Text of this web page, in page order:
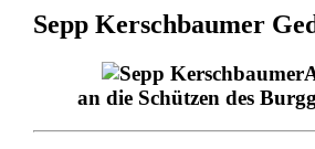
Sepp Kerschbaumer
an die Schützen des